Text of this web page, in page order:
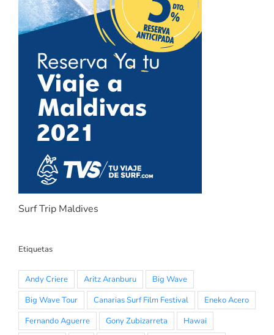
Surf Trip Maldives
Etiquetas
Andy Criere Aritz Aranburu
Big Wave
Big Wave Tour
Canarias Surf Film Festival
Eneko Acero
Fernando Aguerre
Gony Zubizarreta
Hawai